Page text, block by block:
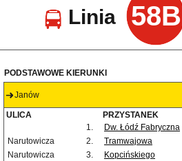
Linia 58B
PODSTAWOWE KIERUNKI
Janów
ULICA PRZYSTANEK
1.
Dw. Łódź Fabryczna
Narutowicza
2. Tramwajowa
Narutowicza
3. Kopcińskiego